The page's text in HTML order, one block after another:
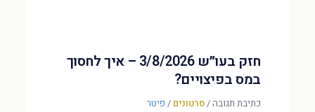
חזק בעו״ש 3/8/2026 – איך לחסוך
במס בפיצויים?
כתיבת תגובה/סרטונים / פיטר